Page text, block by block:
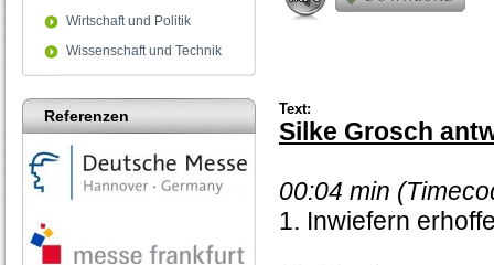
Wirtschaft und Politik
Wissenschaft und Technik
Referenzen Text:
Silke Grosch
00:04 min
1. Inwiefern